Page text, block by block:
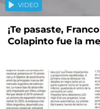
VIDEO
¡Te pasaste,
Colapinto fue la